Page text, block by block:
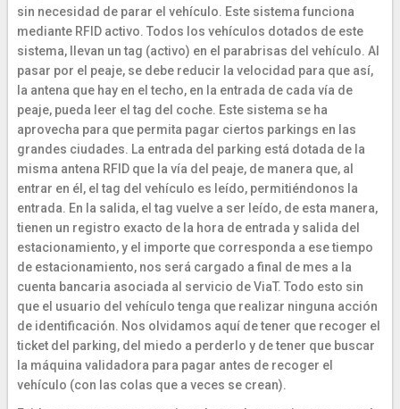
sin necesidad de parar el vehículo. Este sistema funciona
mediante RFID activo. Todos los vehículos dotados de este
sistema, llevan un tag (activo) en el parabrisas del vehículo. Al
pasar por el peaje, se debe reducir la velocidad para que así,
la antena que hay en el techo, en la entrada de cada vía de
peaje, pueda leer el tag del coche. Este sistema se ha
aprovecha para que permita pagar ciertos parkings en las
grandes ciudades. La entrada del parking está dotada de la
misma antena RFID que la vía del peaje, de manera que, al
entrar en él, el tag del vehículo es leído, permitiéndonos la
entrada. En la salida, el tag vuelve a ser leído, de esta manera,
tienen un registro exacto de la hora de entrada y salida del
estacionamiento, y el importe que corresponda a ese tiempo
de estacionamiento, nos será cargado a final de mes a la
cuenta bancaria asociada al servicio de ViaT. Todo esto sin
que el usuario del vehículo tenga que realizar ninguna acción
de identificación. Nos olvidamos aquí de tener que recoger el
ticket del parking, del miedo a perderlo y de tener que buscar
la máquina validadora para pagar antes de recoger el
vehículo (con las colas que a veces se crean).